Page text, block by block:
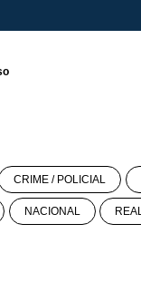
CRIME / POLICIAL
NACIONAL